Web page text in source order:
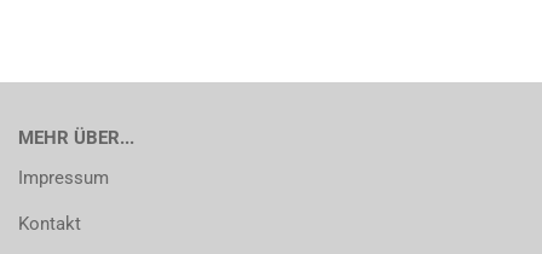
MEHR ÜBER...
Impressum
Kontakt